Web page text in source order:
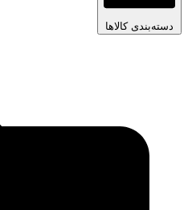
دسته‌بندی کالاها